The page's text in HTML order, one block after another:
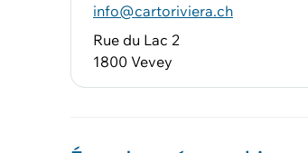
info@cartoriviera.ch
Rue du Lac 2
1800 Vevey